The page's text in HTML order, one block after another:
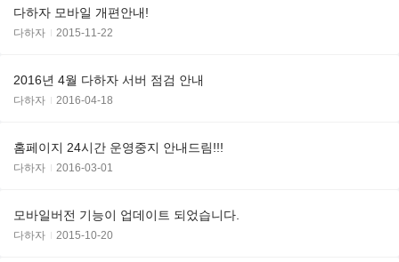
다하자 모바일 개편안내!
다하자 2015-11-22
2016년 4월 다하자 서버 점검 안내
다하자 2016-04-18
홈페이지 24시간 운영중지 안내드림!!!
다하자 2016-03-01
모바일버전 기능이 업데이트 되었습니다.
다하자 2015-10-20